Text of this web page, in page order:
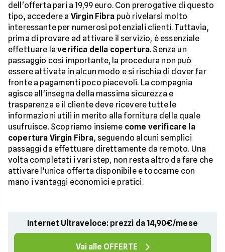
dell'offerta pari a 19,99 euro. Con prerogative di questo
tipo, accedere a Virgin Fibra può rivelarsi molto
interessante per numerosi potenziali clienti. Tuttavia,
prima di provare ad attivare il servizio, è essenziale
effettuare laverifica della copertura. Senza un
passaggio così importante, la procedura non può
essere attivata in alcun modo e si rischia di dover far
fronte a pagamenti poco piacevoli. La compagnia
agisce all'insegna della massima sicurezza e
trasparenza e il cliente deve ricevere tutte le
informazioni utili in merito alla fornitura della quale
usufruisce. Scopriamo insieme come verificare la
copertura Virgin Fibra, seguendo alcuni semplici
passaggi da effettuare direttamente da remoto. Una
volta completati i vari step, non resta altro da fare che
attivare l'unica offerta disponibile e toccarne con
mano i vantaggi economici e pratici.
Internet Ultraveloce: prezzi da 14,90€/mese
Vai alle OFFERTE